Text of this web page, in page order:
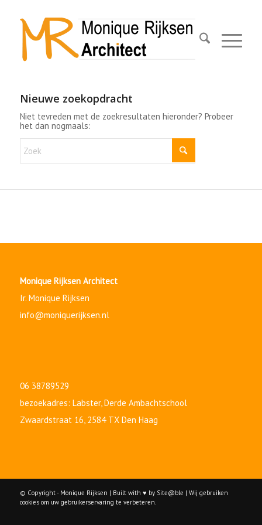
Nieuwe zoekopdracht
Niet tevreden met de zoekresultaten hieronder? Probeer
het dan nogmaals:
Monique Rijksen Architect
Ir. Monique Rijksen
info@moniquerijksen.nl
06 38789529
bezoekadres: Labster,Derde Ambachtschool
Zwaardstraat 16, 2584 TX Den Haag
© Copyright - Monique Rijksen | Built with ♥ by Site@ble | Wij gebruiken
cookies om uw gebruikerservaring te verbeteren.